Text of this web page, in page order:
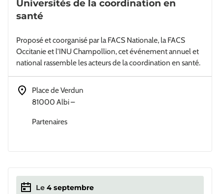
Universités de la coordination en
santé
Proposé et coorganisé par la FACS Nationale, la FACS
Occitanie et l'INU Champollion, cet événement annuel et
national rassemble les acteurs de la coordination en santé.
Adresse
Place de Verdun
81000 Albi–
Partenaires
Le 4 septembre